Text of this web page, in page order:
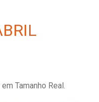
Tamanho Real.